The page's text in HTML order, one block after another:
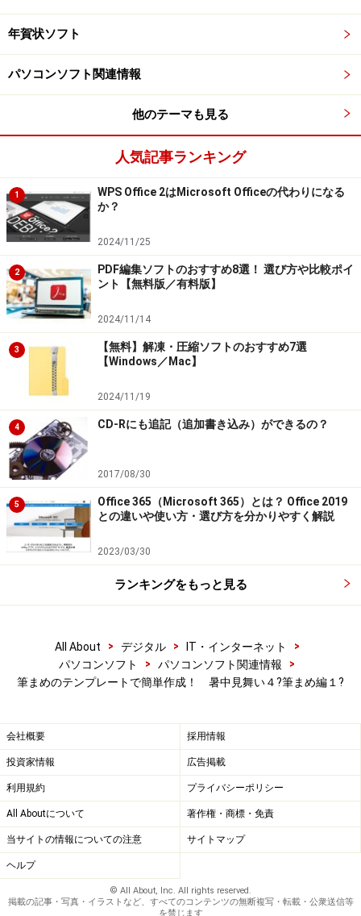
ここで、「筆まめ」CD-RMの2枚目をCD-ROMドライブ
に入れてください。
このCDからテンプレートを読み込みます。
［マイコンピュータ］の中の［MAME14DISK2］をクリ
［02イラスト（はがきサイズ）］の＋マークをクリッ
ク。
［02暑中背景（文字あり）］をクリック。
右側のプレビューにたくさんのはがきが表示されます。
※小さくて柄や文字がわかりにくかったら、画像の中で
右クリックし、［プレビュー］をクリックすると、別ウ
ィンドウで大きく表示されます。見たら、×で閉じます。
７.決まったら、Ｗクリックすると、先ほど（５）の詳細
設定のダイアログボックスのプレビューに表示されま
す。
［OK］をクリック。
２ページ目では、文字を追加します。そして印刷です！
ワクワク！⇒
※記事内容は執筆時点のものです。最新の内容をご確認くださ
い。
※OSやアプリ、ソフトのバージョンによっては画面表示、操作方
法が異なる可能性があります。
年賀状ソフト
パソコンソフト関連情報
他のテーマも見る
人気記事ランキング
1
WPS Office 2はMicrosoft Officeの代わりになる
か？
2024/11/25
2
PDF編集ソフトのおすすめ8選！ 選び方や比較ポイ
ント【無料版／有料版】
2024/11/14
3
【無料】解凍・圧縮ソフトのおすすめ7選
【Windows／Mac】
2024/11/19
4 CD-Rにも追記（追加書き込み）ができるの？
2017/08/30
5
Office 365（Microsoft 365）とは？ Office 2019
との違いや使い方・選び方を分かりやすく解説
2023/03/30
ランキングをもっと見る
All About > デジタル > IT・インターネット
>
パソコンソフト
> パソコンソフト関連情報
>
筆まめのテンプレートで簡単作成！ 暑中見舞い４?筆まめ編１?
会社概要 採用情報
投資家情報 広告掲載
利用規約 プライバシーポリシー
All Aboutについて 著作権・商標・免責
当サイトの情報についての注意 サイトマップ
ヘルプ
© All About, Inc. All rights reserved.
掲載の記事・写真・イラストなど、すべてのコンテンツの無断複写・転載・公衆送信等
を禁じます